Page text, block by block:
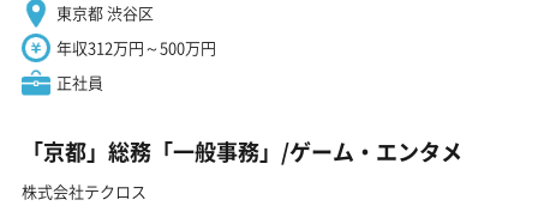
東京都 渋谷区
年収312万円～500万円
正社員
「京都」総務「一般事務」/ゲーム・エンタメ
株式会社テクロス